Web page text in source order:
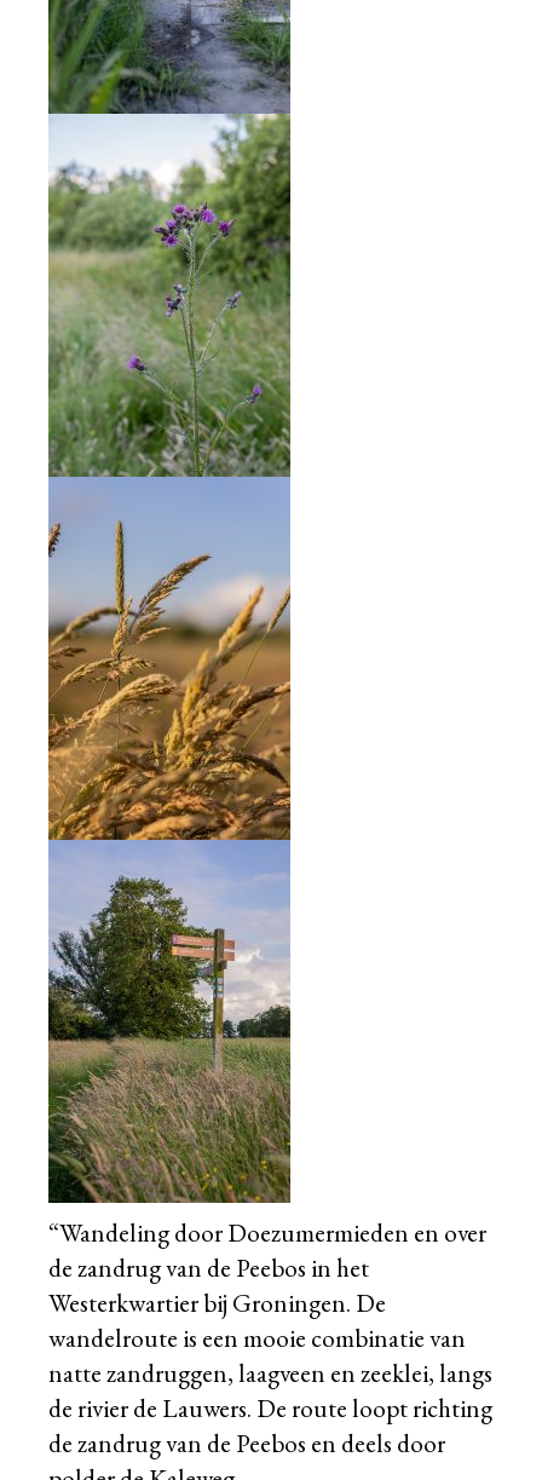
“Wandeling door Doezumermieden en over
de zandrug van de Peebos in het
Westerkwartier bij Groningen. De
wandelroute is een mooie combinatie van
natte zandruggen, laagveen en zeeklei, langs
de rivier de Lauwers. De route loopt richting
de zandrug van de Peebos en deels door